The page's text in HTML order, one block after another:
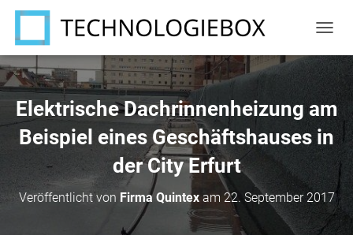
A
A
I
M
Elektrische Dachrinnenheizung am
Beispiel eines Geschäftshauses in
der City Erfurt
Veröffentlicht von Firma Quintexam 22. September 2017